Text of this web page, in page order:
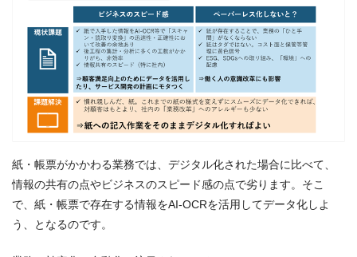
紙・帳票がかかわる業務では、デジタル化された場合に比べて、
情報の共有の点やビジネスのスピード感の点で劣ります。そこ
で、紙・帳票で存在する情報をAI-OCRを活用してデータ化しよ
う、となるのです。